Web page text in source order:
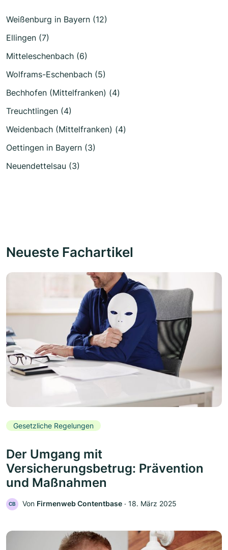
Weißenburg in Bayern (12)
Ellingen (7)
Mitteleschenbach (6)
Wolframs-Eschenbach (5)
Bechhofen (Mittelfranken) (4)
Treuchtlingen (4)
Weidenbach (Mittelfranken) (4)
Oettingen in Bayern (3)
Neuendettelsau (3)
Neueste Fachartikel
Gesetzliche Regelungen
Der Umgang mit
Versicherungsbetrug: Prävention
und Maßnahmen
CB Von Firmenweb Contentbase ‧ 18. März 2025